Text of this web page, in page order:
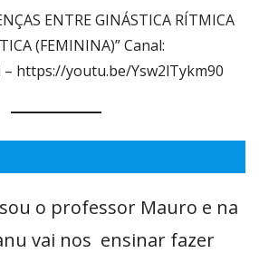
ENTRE GINÁSTICA RÍTMICA
(FEMININA)” Canal:
– https://youtu.be/Ysw2lTykm90
sou o professor Mauro e na
vai nos ensinar fazer